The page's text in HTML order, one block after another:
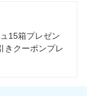
15箱プレゼン
きクーポンプレ